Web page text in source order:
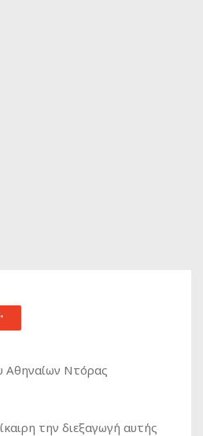
Αθηναίων Ντόρας
την διεξαγωγή αυτής